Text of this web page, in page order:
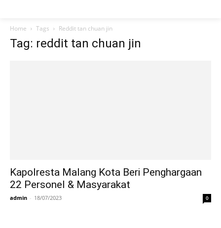
Home Tags Reddit tan chuan jin
Tag: reddit tan chuan jin
Kapolresta Malang Kota Beri Penghargaan
22 Personel & Masyarakat
admin - 18/07/2023 0